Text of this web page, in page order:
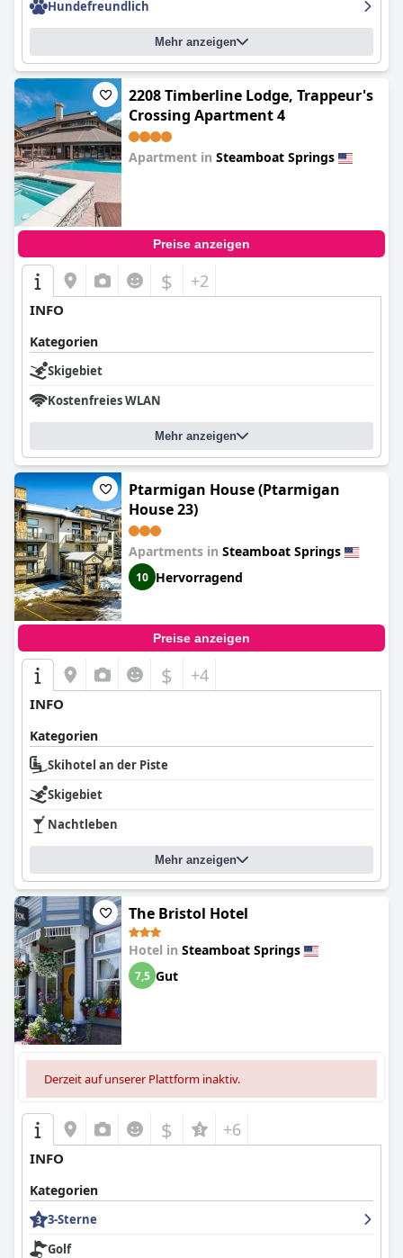
Hundefreundlich
Mehr anzeigen
2208 Timberline Lodge, Trappeur's
Crossing Apartment 4
Apartment in Steamboat Springs
Preise anzeigen
$ +2
INFO
Kategorien
Skigebiet
Kostenfreies WLAN
Mehr anzeigen
Ptarmigan House (Ptarmigan
House 23)
Apartments in Steamboat Springs
10 Hervorragend
Preise anzeigen
$ +4
INFO
Kategorien
Skihotel an der Piste
Skigebiet
Nachtleben
Mehr anzeigen
The Bristol Hotel
Hotel in Steamboat Springs
7,5 Gut
Derzeit auf unserer Plattform inaktiv.
$ +6
INFO
Kategorien
3-Sterne
Golf